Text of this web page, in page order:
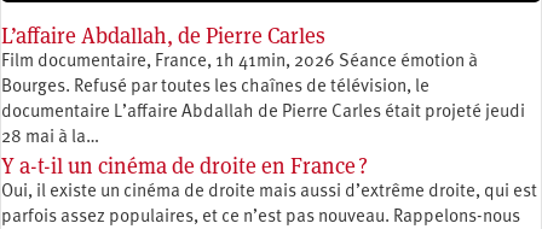
L’affaire Abdallah, de Pierre Carles
Film documentaire, France, 1h 41min, 2026 Séance émotion à
Bourges. Refusé par toutes les chaînes de télévision, le
documentaire L’affaire Abdallah de Pierre Carles était projeté jeudi
28 mai à la…
Y a-t-il un cinéma de droite en France ?
Oui, il existe un cinéma de droite mais aussi d’extrême droite, qui est
parfois assez populaires, et ce n’est pas nouveau. Rappelons-nous